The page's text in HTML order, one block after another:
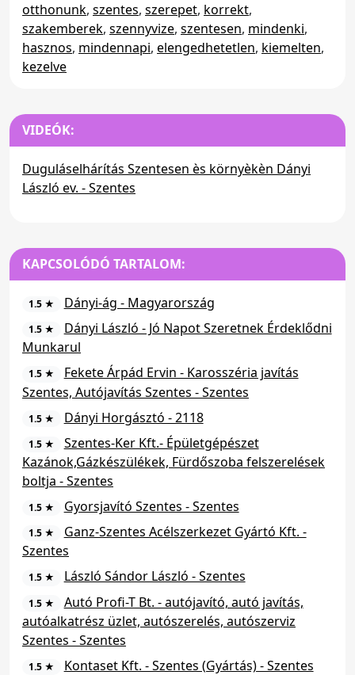
otthonunk, szentes, szerepet, korrekt,
szakemberek, szennyvize, szentesen, mindenki,
hasznos, mindennapi, elengedhetetlen, kiemelten,
kezelve
VIDEÓK:
Duguláselhárítás Szentesen ès környèkèn Dányi
László ev. - Szentes
KAPCSOLÓDÓ TARTALOM:
1.5 ★ Dányi-ág - Magyarország
1.5 ★
Dányi László - Jó Napot Szeretnek Érdeklődni
Munkarul
1.5 ★
Fekete Árpád Ervin - Karosszéria javítás
Szentes, Autójavítás Szentes - Szentes
1.5 ★ Dányi Horgásztó - 2118
1.5 ★
Szentes-Ker Kft.- Épületgépészet
Kazánok,Gázkészülékek, Fürdőszoba felszerelések
boltja - Szentes
1.5 ★ Gyorsjavító Szentes - Szentes
1.5 ★
Ganz-Szentes Acélszerkezet Gyártó Kft. -
Szentes
1.5 ★ László Sándor László - Szentes
1.5 ★
Autó Profi-T Bt. - autójavító, autó javítás,
autóalkatrész üzlet, autószerelés, autószerviz
Szentes - Szentes
1.5 ★ Kontaset Kft. - Szentes (Gyártás) - Szentes